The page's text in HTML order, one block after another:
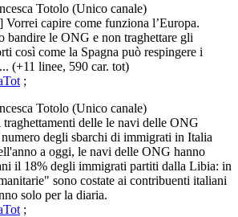
Totolo (Unico canale)
capire come funziona l’Europa.
bandire le ONG e non traghettare gli
così come la Spagna può respingere i
(+11 linee, 590 car. tot)
;
Totolo (Unico canale)
delle le navi delle ONG
degli sbarchi di immigrati in Italia
a oggi, le navi delle ONG hanno
il 18% degli immigrati partiti dalla Libia: in
sono costate ai contribuenti italiani
solo per la diaria.
;